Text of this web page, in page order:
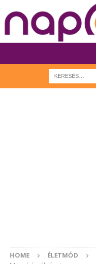
HOME ÉLETMÓD